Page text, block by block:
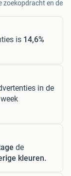
zoekopdracht en de
is 14,6%
in de
de
kleuren.